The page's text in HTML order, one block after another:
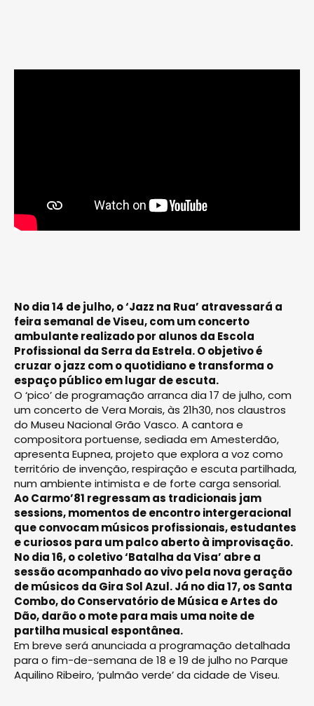
No dia 14 de julho, o ‘Jazz na Rua’ atravessará a
feira semanal de Viseu, com um concerto
ambulante realizado por alunos da Escola
Profissional da Serra da Estrela. O objetivo é
cruzar o jazz com o quotidiano e transforma o
espaço público em lugar de escuta.
O ‘pico’ de programação arranca dia 17 de julho, com
um concerto de Vera Morais, às 21h30, nos claustros
do Museu Nacional Grão Vasco. A cantora e
compositora portuense, sediada em Amesterdão,
apresenta Eupnea, projeto que explora a voz como
território de invenção, respiração e escuta partilhada,
num ambiente intimista e de forte carga sensorial.
Ao Carmo’81 regressam as tradicionais jam
sessions, momentos de encontro intergeracional
que convocam músicos profissionais, estudantes
e curiosos para um palco aberto à improvisação.
No dia 16, o coletivo ‘Batalha da Visa’ abre a
sessão acompanhado ao vivo pela nova geração
de músicos da Gira Sol Azul. Já no dia 17, os Santa
Combo, do Conservatório de Música e Artes do
Dão, darão o mote para mais uma noite de
partilha musical espontânea.
Em breve será anunciada a programação detalhada
para o fim-de-semana de 18 e 19 de julho no Parque
Aquilino Ribeiro, ‘pulmão verde’ da cidade de Viseu.